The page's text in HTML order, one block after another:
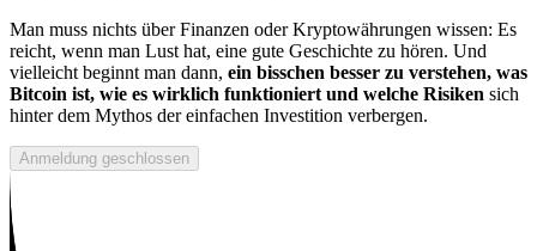
Man muss nichts über Finanzen oder Kryptowährungen wissen: Es
reicht, wenn man Lust hat, eine gute Geschichte zu hören. Und
vielleicht beginnt man dann, ein bisschen besser zu verstehen, was
Bitcoin ist, wie es wirklich funktioniert und welche Risiken sich
hinter dem Mythos der einfachen Investition verbergen.
Anmeldung geschlossen